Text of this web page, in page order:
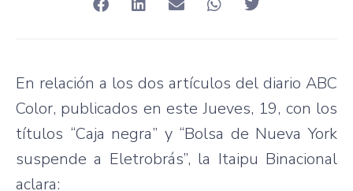
En relación a los dos artículos del diario ABC
Color, publicados en este Jueves, 19, con los
títulos “Caja negra” y “Bolsa de Nueva York
suspende a Eletrobrás”, la Itaipu Binacional
aclara: